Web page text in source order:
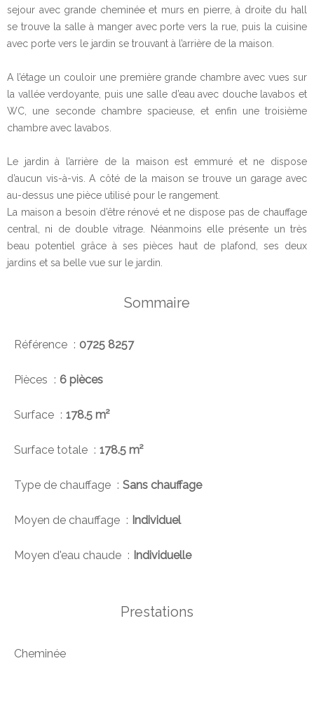
sejour avec grande cheminée et murs en pierre, à droite du hall
se trouve la salle à manger avec porte vers la rue, puis la cuisine
avec porte vers le jardin se trouvant à l’arrière de la maison.
A l’étage un couloir une première grande chambre avec vues sur
la vallée verdoyante, puis une salle d’eau avec douche lavabos et
WC, une seconde chambre spacieuse, et enfin une troisième
chambre avec lavabos.
Le jardin à l’arrière de la maison est emmuré et ne dispose
d’aucun vis-à-vis. A côté de la maison se trouve un garage avec
au-dessus une pièce utilisé pour le rangement.
La maison a besoin d’être rénové et ne dispose pas de chauffage
central, ni de double vitrage. Néanmoins elle présente un très
beau potentiel grâce à ses pièces haut de plafond, ses deux
jardins et sa belle vue sur le jardin.
Sommaire
Référence 0725 8257
Pièces 6 pièces
Surface 178.5 m²
Surface totale 178.5 m²
Type de chauffage Sans chauffage
Moyen de chauffage Individuel
Moyen d'eau chaude Individuelle
Prestations
Cheminée